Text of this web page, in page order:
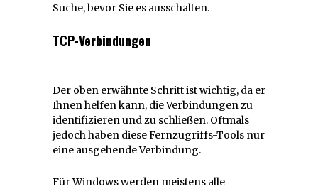
Suche, bevor Sie es ausschalten.
TCP-Verbindungen
Der oben erwähnte Schritt ist wichtig, da er
Ihnen helfen kann, die Verbindungen zu
identifizieren und zu schließen. Oftmals
jedoch haben diese Fernzugriffs-Tools nur
eine ausgehende Verbindung.
Für Windows werden meistens alle